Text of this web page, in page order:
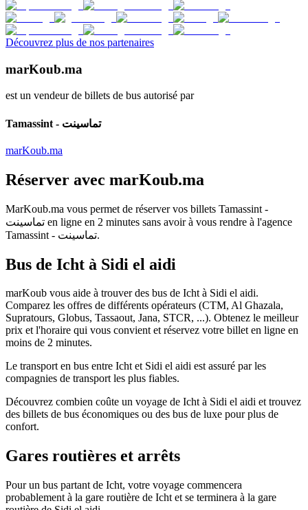
Découvrez plus de nos partenaires
marKoub.ma
est un vendeur de billets de bus autorisé par
Tamassint - تماسينت
marKoub.ma
Réserver avec marKoub.ma
MarKoub.ma vous permet de réserver vos billets Tamassint -
تماسينت en ligne en 2 minutes sans avoir à vous rendre à l'agence
Tamassint - تماسينت.
Bus de Icht à Sidi el aidi
marKoub vous aide à trouver des bus de Icht à Sidi el aidi.
Comparez les offres de différents opérateurs (CTM, Al Ghazala,
Supratours, Globus, Tassaout, Jana, STCR, ...). Obtenez le meilleur
prix et l'horaire qui vous convient et réservez votre billet en ligne en
moins de 2 minutes.
Le transport en bus entre Icht et Sidi el aidi est assuré par les
compagnies de transport les plus fiables.
Découvrez combien coûte un voyage de Icht à Sidi el aidi et trouvez
des billets de bus économiques ou des bus de luxe pour plus de
confort.
Gares routières et arrêts
Pour un bus partant de Icht, votre voyage commencera
probablement à la gare routière de Icht et se terminera à la gare